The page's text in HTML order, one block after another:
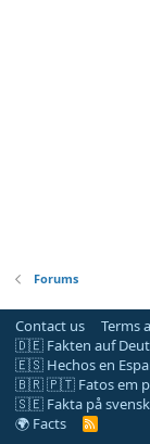
Forums
Contact us Terms
🇩🇪 Fakten auf
🇪🇸 Hechos en
🇧🇷 🇵🇹 Fatos em
🇸🇪 Fakta på
🌍 Facts
R